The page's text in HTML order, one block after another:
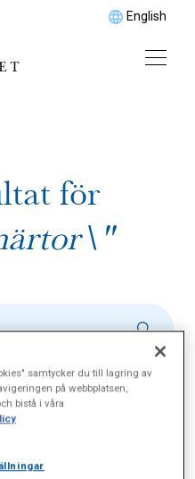
English
för
samtycker du till lagring av
på webbplatsen,
bistå i våra